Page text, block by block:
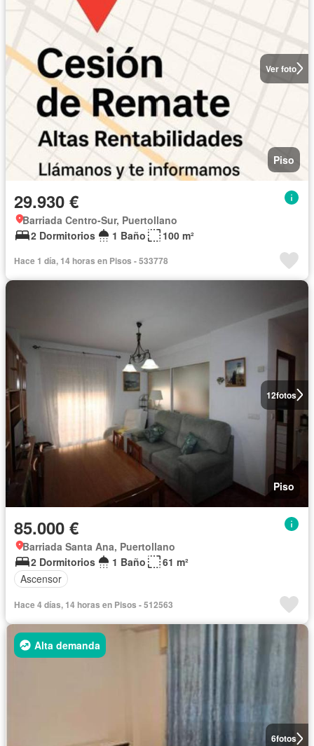
Ver foto
Piso
29.930 €
Barriada Centro-Sur, Puertollano
2 Dormitorios
1 Baño 100 m²
Hace 1 día, 14 horas en Pisos - 533778
12fotos
Piso
85.000 €
Barriada Santa Ana, Puertollano
2 Dormitorios
1 Baño
61 m²
Ascensor
Hace 4 días, 14 horas en Pisos - 512563
6fotos
Alta demanda